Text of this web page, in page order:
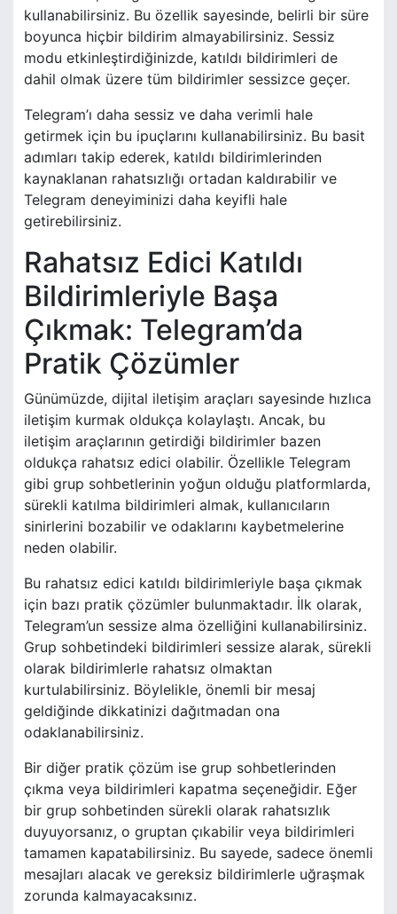
kullanabilirsiniz. Bu özellik sayesinde, belirli bir süre
boyunca hiçbir bildirim almayabilirsiniz. Sessiz
modu etkinleştirdiğinizde, katıldı bildirimleri de
dahil olmak üzere tüm bildirimler sessizce geçer.
Telegram’ı daha sessiz ve daha verimli hale
getirmek için bu ipuçlarını kullanabilirsiniz. Bu basit
adımları takip ederek, katıldı bildirimlerinden
kaynaklanan rahatsızlığı ortadan kaldırabilir ve
Telegram deneyiminizi daha keyifli hale
getirebilirsiniz.
Rahatsız Edici Katıldı
Bildirimleriyle Başa
Çıkmak: Telegram’da
Pratik Çözümler
Günümüzde, dijital iletişim araçları sayesinde hızlıca
iletişim kurmak oldukça kolaylaştı. Ancak, bu
iletişim araçlarının getirdiği bildirimler bazen
oldukça rahatsız edici olabilir. Özellikle Telegram
gibi grup sohbetlerinin yoğun olduğu platformlarda,
sürekli katılma bildirimleri almak, kullanıcıların
sinirlerini bozabilir ve odaklarını kaybetmelerine
neden olabilir.
Bu rahatsız edici katıldı bildirimleriyle başa çıkmak
için bazı pratik çözümler bulunmaktadır. İlk olarak,
Telegram’un sessize alma özelliğini kullanabilirsiniz.
Grup sohbetindeki bildirimleri sessize alarak, sürekli
olarak bildirimlerle rahatsız olmaktan
kurtulabilirsiniz. Böylelikle, önemli bir mesaj
geldiğinde dikkatinizi dağıtmadan ona
odaklanabilirsiniz.
Bir diğer pratik çözüm ise grup sohbetlerinden
çıkma veya bildirimleri kapatma seçeneğidir. Eğer
bir grup sohbetinden sürekli olarak rahatsızlık
duyuyorsanız, o gruptan çıkabilir veya bildirimleri
tamamen kapatabilirsiniz. Bu sayede, sadece önemli
mesajları alacak ve gereksiz bildirimlerle uğraşmak
zorunda kalmayacaksınız.